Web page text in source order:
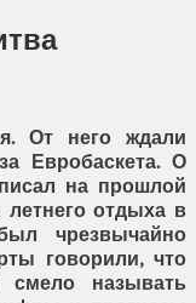
От него ждали
Евробаскета. О
на прошлой
отдыха в
чрезвычайно
говорили, что
называть